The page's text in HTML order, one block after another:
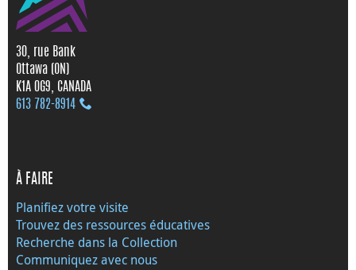
30, rue Bank
Ottawa (ON)
K1A 0G9, CANADA
613 782‑8914
À FAIRE
Planifiez votre visite
Trouvez des ressources éducatives
Recherche dans la Collection
Communiquez avec nous